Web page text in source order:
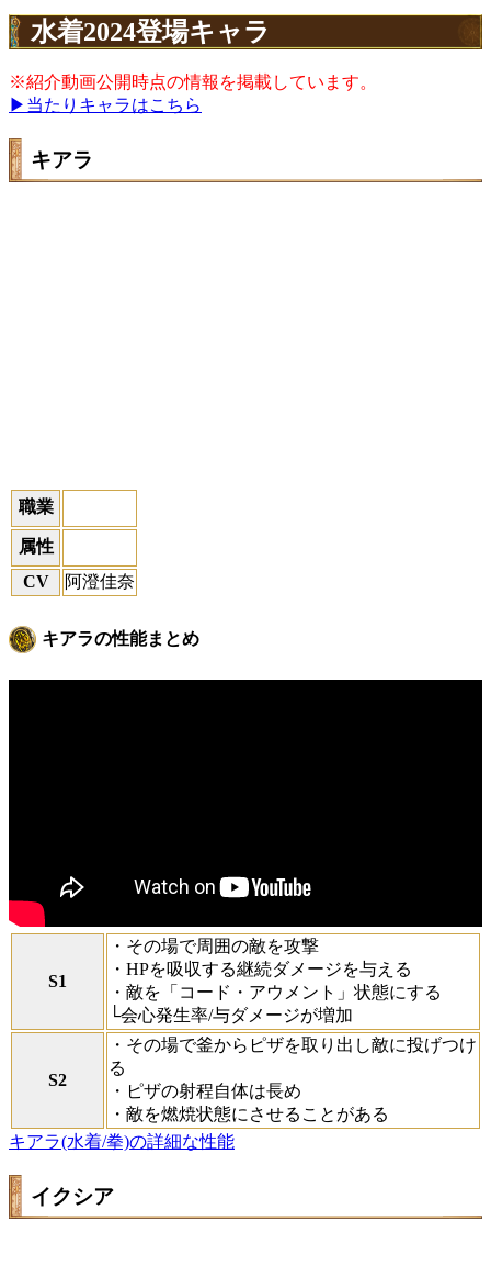
水着2024登場キャラ
※紹介動画公開時点の情報を掲載しています。
▶当たりキャラはこちら
キアラ
職業
属性
CV
阿澄佳奈
キアラの性能まとめ
S1
・その場で周囲の敵を攻撃
・HPを吸収する継続ダメージを与える
・敵を「コード・アウメント」状態にする
└会心発生率/与ダメージが増加
S2
・その場で釜からピザを取り出し敵に投げつけ
る
・ピザの射程自体は長め
・敵を燃焼状態にさせることがある
キアラ(水着/拳)の詳細な性能
イクシア